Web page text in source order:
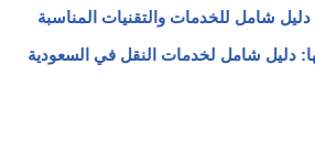
شامل للخدمات والتقنيات المناسبة
دليل شامل لخدمات النقل في السعودية